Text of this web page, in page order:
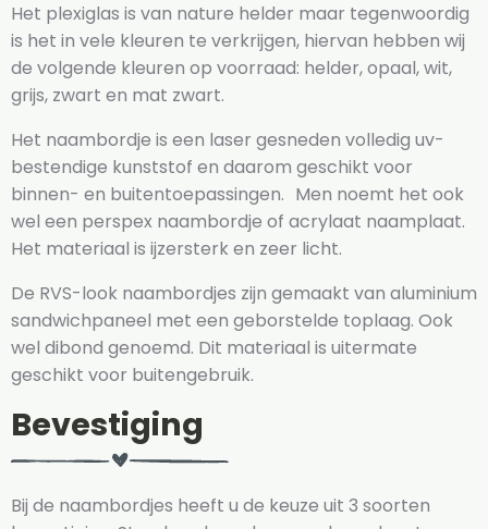
Het plexiglas is van nature helder maar tegenwoordig
is het in vele kleuren te verkrijgen, hiervan hebben wij
de volgende kleuren op voorraad: helder, opaal, wit,
grijs, zwart en mat zwart.
Het naambordje is een laser gesneden volledig uv-
bestendige kunststof en daarom geschikt voor
binnen- en buitentoepassingen. Men noemt het ook
wel een perspex naambordje of acrylaat naamplaat.
Het materiaal is ijzersterk en zeer licht.
De RVS-look naambordjes zijn gemaakt van aluminium
sandwichpaneel met een geborstelde toplaag. Ook
wel dibond genoemd. Dit materiaal is uitermate
geschikt voor buitengebruik.
Bevestiging
Bij de naambordjes heeft u de keuze uit 3 soorten